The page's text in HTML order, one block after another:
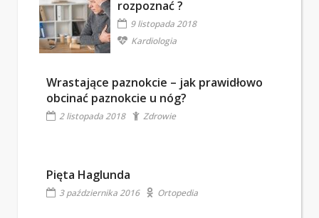
rozpoznać ?
9 listopada 2018
Kardiologia
Wrastające paznokcie – jak prawidłowo
obcinać paznokcie u nóg?
2 listopada 2018 Zdrowie
Pięta Haglunda
3 października 2016 Ortopedia